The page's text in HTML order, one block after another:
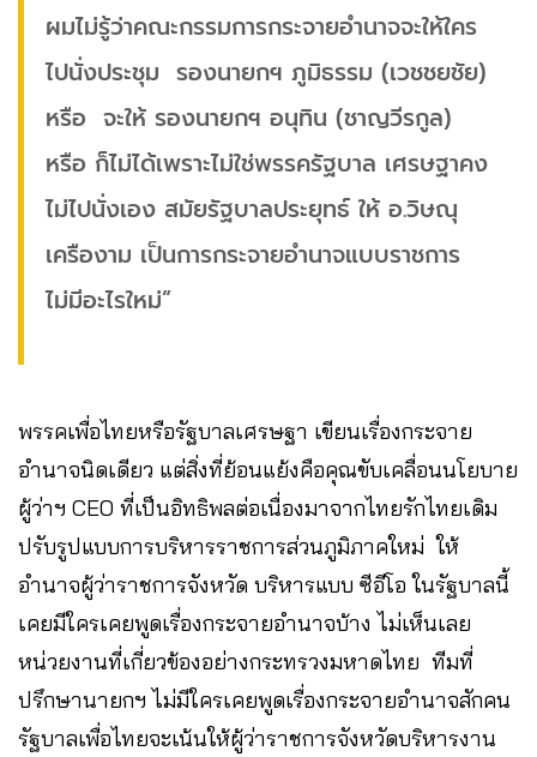
ผมไม่รู้ว่าคณะกรรมการกระจายอำนาจจะให้ใคร
ไปนั่งประชุม รองนายกฯ ภูมิธรรม (เวชชยชัย)
หรือ จะให้ รองนายกฯ อนุทิน (ชาญวีรกูล)
หรือ ก็ไม่ได้เพราะไม่ใช่พรรครัฐบาล เศรษฐาคง
ไม่ไปนั่งเอง สมัยรัฐบาลประยุทธ์ ให้ อ.วิษณุ
เครืองาม เป็นการกระจายอำนาจแบบราชการ
ไม่มีอะไรใหม่”
พรรคเพื่อไทยหรือรัฐบาลเศรษฐา เขียนเรื่องกระจาย
อำนาจนิดเดียว แต่สิ่งที่ย้อนแย้งคือคุณขับเคลื่อนนโยบาย
ผู้ว่าฯ CEO ที่เป็นอิทธิพลต่อเนื่องมาจากไทยรักไทยเดิม
ปรับรูปแบบการบริหารราชการส่วนภูมิภาคใหม่ ให้
อำนาจผู้ว่าราชการจังหวัด บริหารแบบ ซีอีโอ ในรัฐบาลนี้
เคยมีใครเคยพูดเรื่องกระจายอำนาจบ้าง ไม่เห็นเลย
หน่วยงานที่เกี่ยวข้องอย่างกระทรวงมหาดไทย ทีมที่
ปรึกษานายกฯ ไม่มีใครเคยพูดเรื่องกระจายอำนาจสักคน
รัฐบาลเพื่อไทยจะเน้นให้ผู้ว่าราชการจังหวัดบริหารงาน